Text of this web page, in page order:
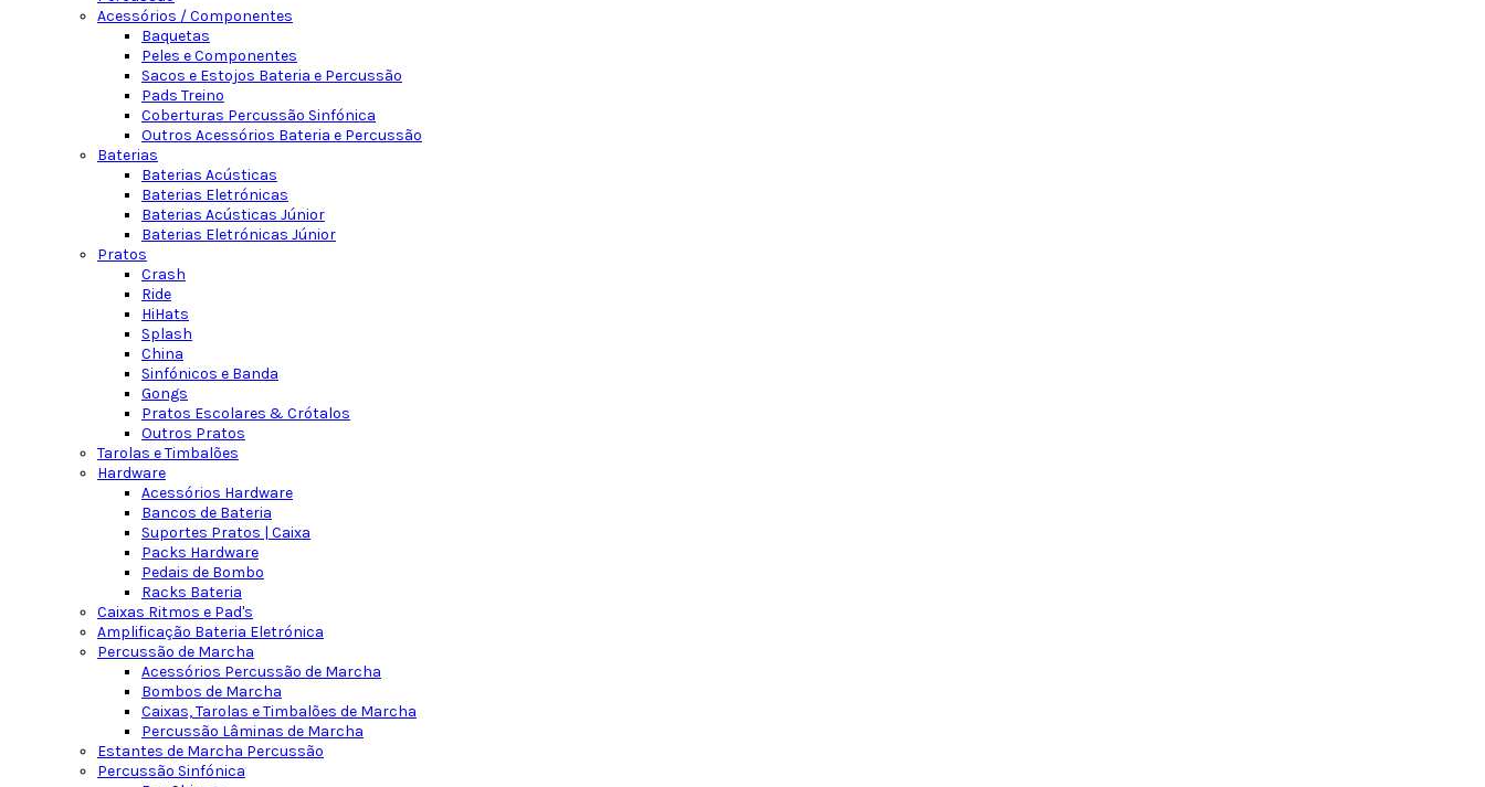
Acessórios / Componentes
Baquetas
Peles e Componentes
Sacos e Estojos Bateria e Percussão
Pads Treino
Coberturas Percussão Sinfónica
Outros Acessórios Bateria e Percussão
Baterias
Baterias Acústicas
Baterias Eletrónicas
Baterias Acústicas Júnior
Baterias Eletrónicas Júnior
Pratos
Crash
Ride
HiHats
Splash
China
Sinfónicos e Banda
Gongs
Pratos Escolares & Crótalos
Outros Pratos
Tarolas e Timbalões
Hardware
Acessórios Hardware
Bancos de Bateria
Suportes Pratos | Caixa
Packs Hardware
Pedais de Bombo
Racks Bateria
Caixas Ritmos e Pad's
Amplificação Bateria Eletrónica
Percussão de Marcha
Acessórios Percussão de Marcha
Bombos de Marcha
Caixas, Tarolas e Timbalões de Marcha
Percussão Lâminas de Marcha
Estantes de Marcha Percussão
Percussão Sinfónica